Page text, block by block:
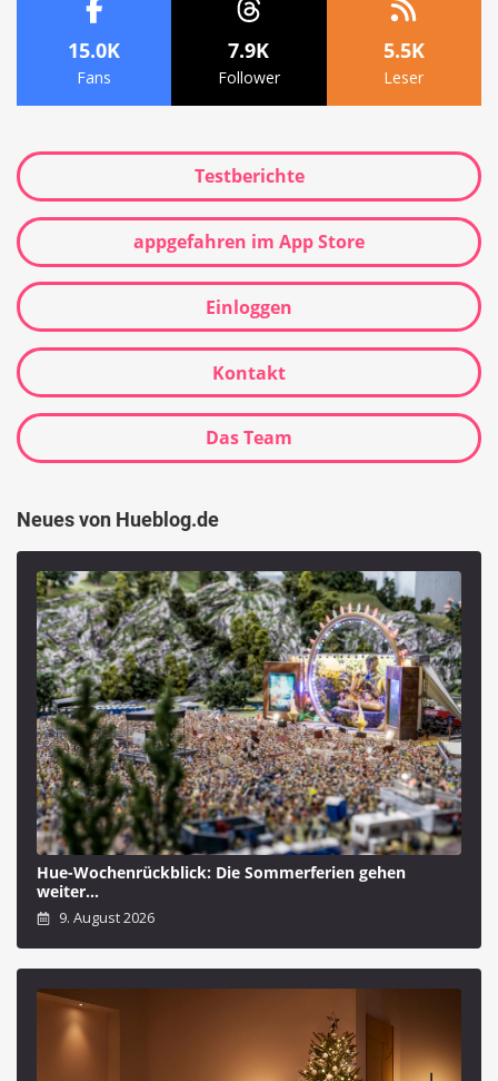
15.0K
Fans
7.9K
Follower
5.5K
Leser
Testberichte
appgefahren im App Store
Einloggen
Kontakt
Das Team
Neues von Hueblog.de
Hue-Wochenrückblick: Die Sommerferien gehen
weiter…
9. August 2026